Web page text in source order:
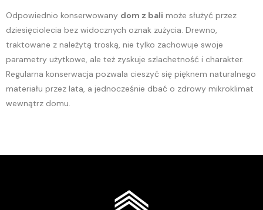
Odpowiednio konserwowany dom z bali może służyć przez
dziesięciolecia bez widocznych oznak zużycia. Drewno,
traktowane z należytą troską, nie tylko zachowuje swoje
parametry użytkowe, ale też zyskuje szlachetność i charakter.
Regularna konserwacja pozwala cieszyć się pięknem naturalnego
materiału przez lata, a jednocześnie dbać o zdrowy mikroklimat
wewnątrz domu.